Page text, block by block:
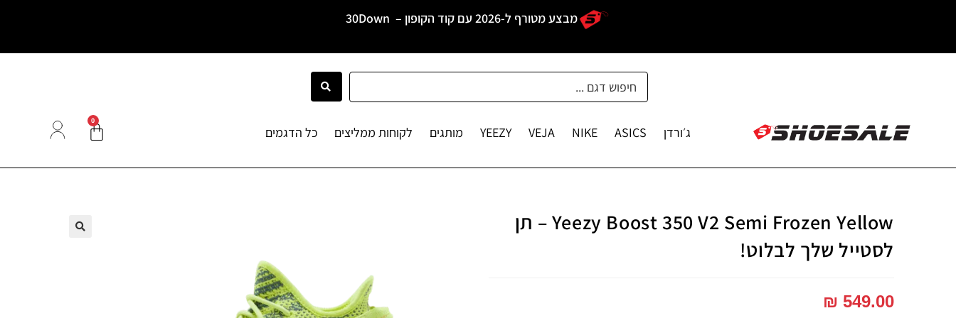
מבצע מטורף ל-2026 עם קוד הקופון – 30Down
ג׳ורדן ASICS
NIKE
VEJA
YEEZY מותגים לקוחות ממליצים כל הדגמים
0
Yeezy Boost 350 V2 Semi Frozen Yellow – תן
לסטייל שלך לבלוט!
₪ 549.00